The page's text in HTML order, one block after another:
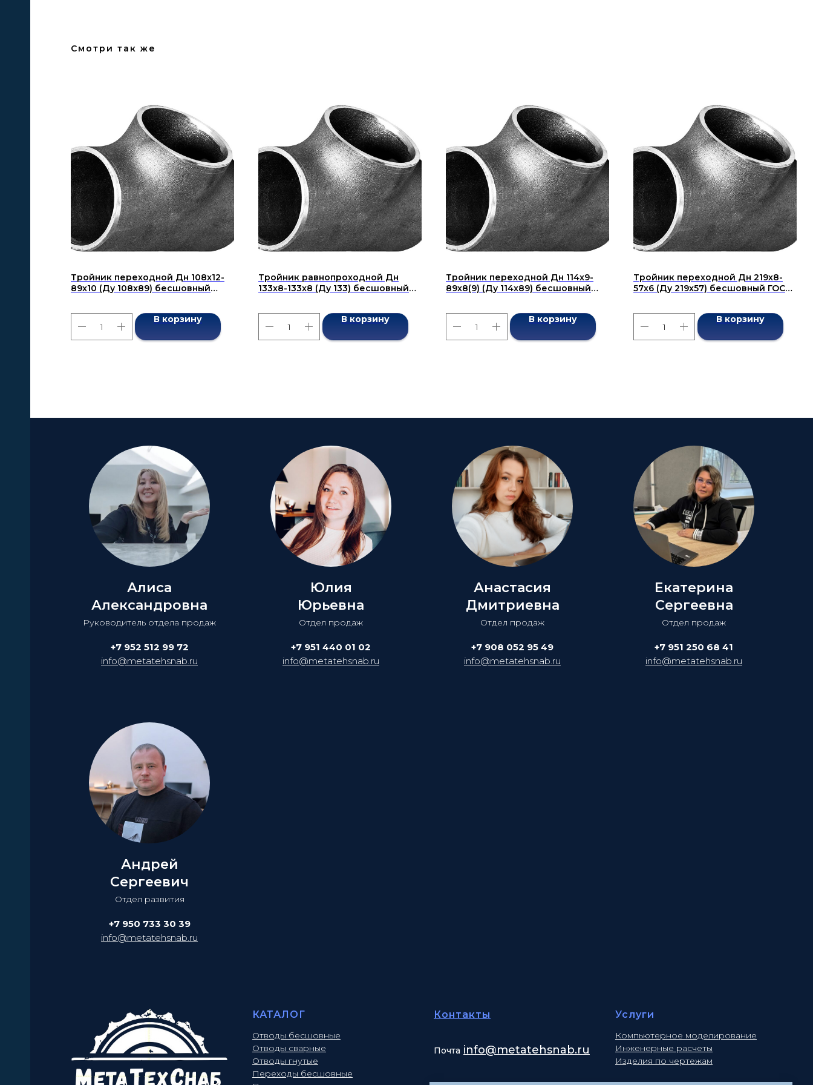
Смотри так же
Тройник переходной Дн 108x12-
89x10 (Ду 108x89) бесшовный
В корзину
Тройник равнопроходной Дн
133x8-133x8 (Ду 133) бесшовный
В корзину
Тройник переходной Дн 114x9-
89x8(9) (Ду 114x89) бесшовный
В корзину
Тройник переходной Дн 219х8-
57х6 (Ду 219х57) бесшовный ГОСТ
В корзину
Алиса
Александровна
Руководитель отдела продаж
+7 952 512 99 72
info@metatehsnab.ru
Юлия
Юрьевна
Отдел продаж
+7 951 440 01 02
info@metatehsnab.ru
Анастасия
Дмитриевна
Отдел продаж
+7 908 052 95 49
info@metatehsnab.ru
Екатерина
Сергеевна
Отдел продаж
+7 951 250 68 41
info@metatehsnab.ru
Андрей
Сергеевич
Отдел развития
+7 950 733 30 39
info@metatehsnab.ru
КАТАЛОГ
Отводы бесшовные
Отводы сварные
Отводы гнутые
Переходы бесшовные
Контакты
Почта info@metatehsnab.ru
Услуги
Компьютерное моделирование
Инженерные расчеты
Изделия по чертежам